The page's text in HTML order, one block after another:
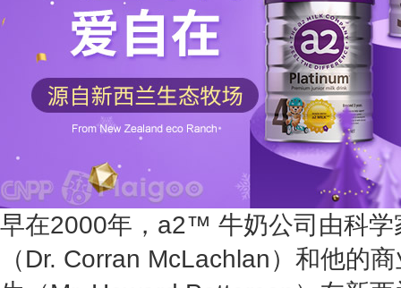
早在2000年，a2™ 牛奶公司由科学
（Dr. Corran McLachlan）和他的